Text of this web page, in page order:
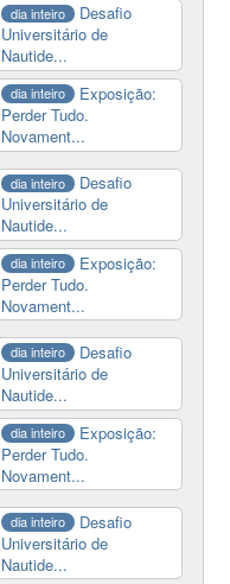
dia inteiro
Desafio
Universitário de
Nautide...
dia inteiro
Exposição:
Perder Tudo.
Novament...
dia inteiro
Desafio
Universitário de
Nautide...
dia inteiro
Exposição:
Perder Tudo.
Novament...
dia inteiro
Desafio
Universitário de
Nautide...
dia inteiro
Exposição:
Perder Tudo.
Novament...
dia inteiro
Desafio
Universitário de
Nautide...